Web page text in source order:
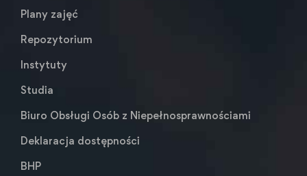
Plany zajęć
Repozytorium
Instytuty
Studia
Biuro Obsługi Osób z Niepełnosprawnościami
Deklaracja dostępności
BHP